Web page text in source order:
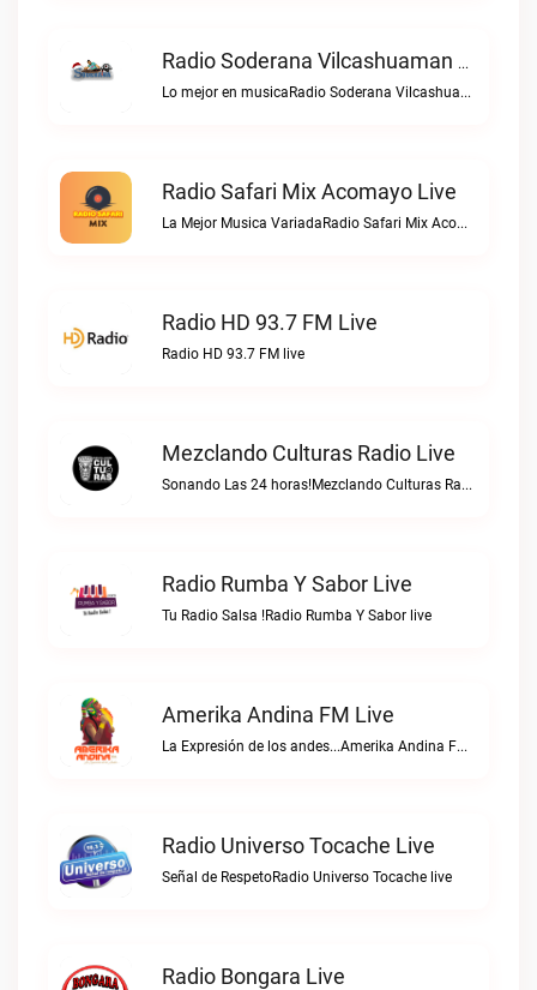
Radio Soderana Vilcashuaman Live
Lo mejor en musicaRadio Soderana Vilcashuaman live
Radio Safari Mix Acomayo Live
La Mejor Musica VariadaRadio Safari Mix Acomayo live
Radio HD 93.7 FM Live
Radio HD 93.7 FM live
Mezclando Culturas Radio Live
Sonando Las 24 horas!Mezclando Culturas Radio live
Radio Rumba Y Sabor Live
Tu Radio Salsa !Radio Rumba Y Sabor live
Amerika Andina FM Live
La Expresión de los andes...Amerika Andina FM live
Radio Universo Tocache Live
Señal de RespetoRadio Universo Tocache live
Radio Bongara Live